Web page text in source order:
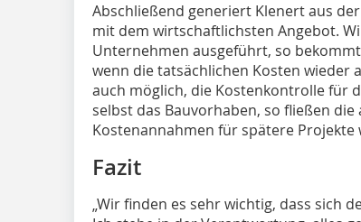
Abschließend generiert Klenert aus
mit dem wirtschaftlichsten Angebot.
Unternehmen ausgeführt, so
wenn die tatsächlichen Kosten wieder
auch möglich, die Kostenkontrolle für
selbst das Bauvorhaben, so fließen
Kostenannahmen für spätere Projekte
Fazit
„Wir finden es sehr wichtig, dass sich